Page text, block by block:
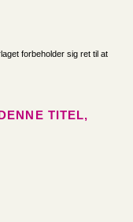
forbeholder sig ret til at
TITEL,